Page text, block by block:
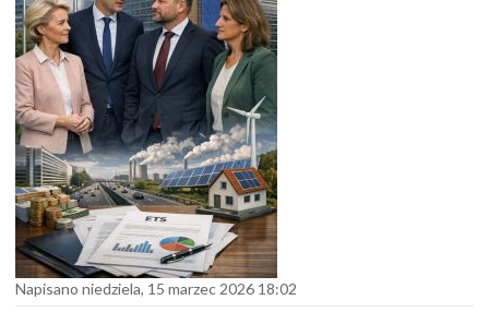
Napisano niedziela, 15 marzec 2026 18:02